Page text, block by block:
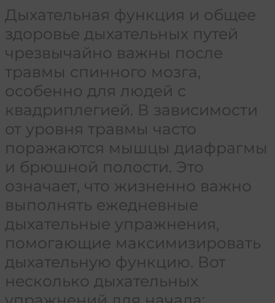
Дыхательная функция и общее
здоровье дыхательных путей
чрезвычайно важны после
травмы спинного мозга,
особенно для людей с
квадриплегией. В зависимости
от уровня травмы часто
поражаются мышцы диафрагмы
и брюшной полости. Это
означает, что жизненно важно
выполнять ежедневные
дыхательные упражнения,
помогающие максимизировать
дыхательную функцию. Вот
несколько дыхательных